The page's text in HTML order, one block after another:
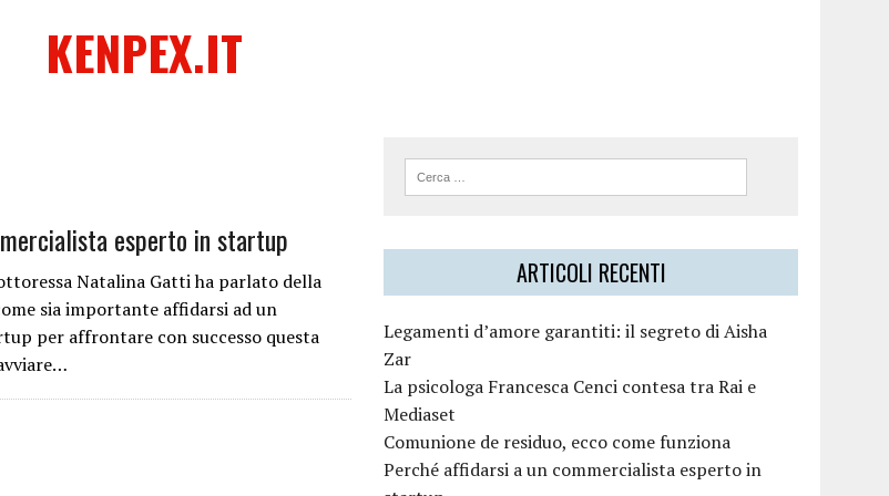
KENPEX.IT
esperto in startup
Natalina Gatti ha parlato della
sia importante affidarsi ad un
per affrontare con successo questa
ARTICOLI RECENTI
Legamenti d’amore garantiti: il segreto di Aisha
Zar
La psicologa Francesca Cenci contesa tra Rai e
Mediaset
Comunione de residuo, ecco come funziona
Perché affidarsi a un commercialista esperto in